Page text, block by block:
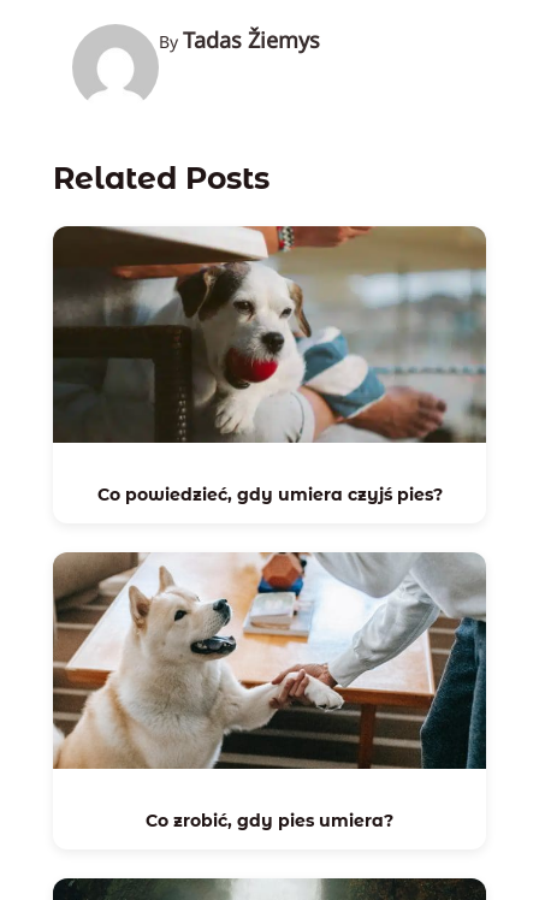
By Tadas Žiemys
Related Posts
Co powiedzieć, gdy umiera czyjś pies?
Co zrobić, gdy pies umiera?